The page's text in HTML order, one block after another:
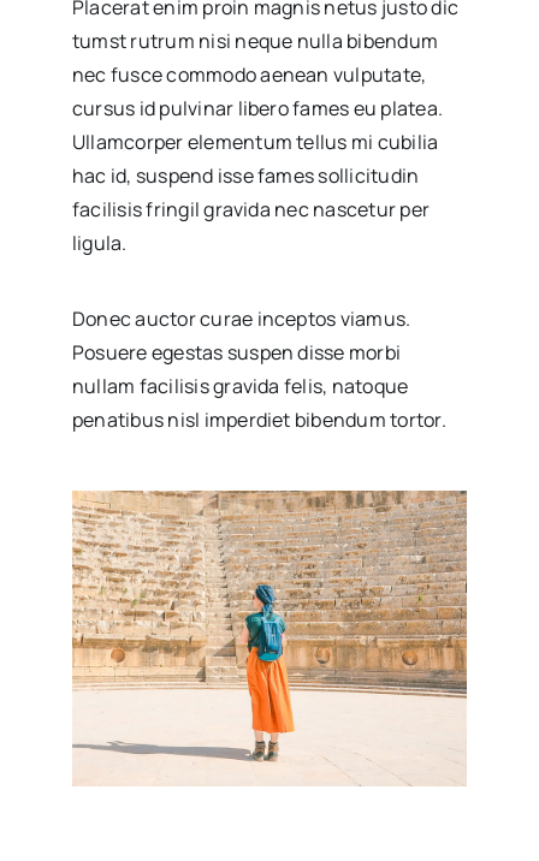
Placerat enim proin magnis netus justo dic
tumst rutrum nisi neque nulla bibendum
nec fusce commodo aenean vulputate,
cursus id pulvinar libero fames eu platea.
Ullamcorper elementum tellus mi cubilia
hac id, suspend isse fames sollicitudin
facilisis fringil gravida nec nascetur per
ligula.
Donec auctor curae inceptos viamus.
Posuere egestas suspen disse morbi
nullam facilisis gravida felis, natoque
penatibus nisl imperdiet bibendum tortor.